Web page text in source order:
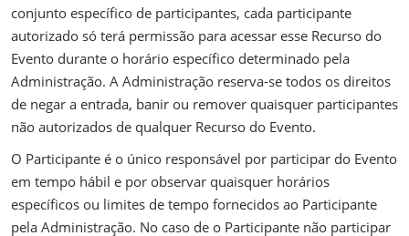
conjunto específico de participantes, cada participante
autorizado só terá permissão para acessar esse Recurso do
Evento durante o horário específico determinado pela
Administração. A Administração reserva-se todos os direitos
de negar a entrada, banir ou remover quaisquer participantes
não autorizados de qualquer Recurso do Evento.
O Participante é o único responsável por participar do Evento
em tempo hábil e por observar quaisquer horários
específicos ou limites de tempo fornecidos ao Participante
pela Administração. No caso de o Participante não participar